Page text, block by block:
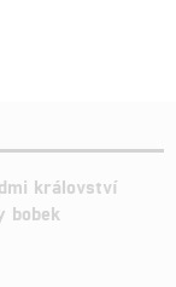
království
bobek